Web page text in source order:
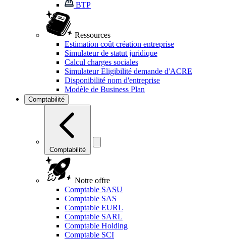
BTP
Ressources
Estimation coût création entreprise
Simulateur de statut juridique
Calcul charges sociales
Simulateur Eligibilité demande d'ACRE
Disponibilité nom d'entreprise
Modèle de Business Plan
Comptabilité
Comptabilité
Notre offre
Comptable SASU
Comptable SAS
Comptable EURL
Comptable SARL
Comptable Holding
Comptable SCI